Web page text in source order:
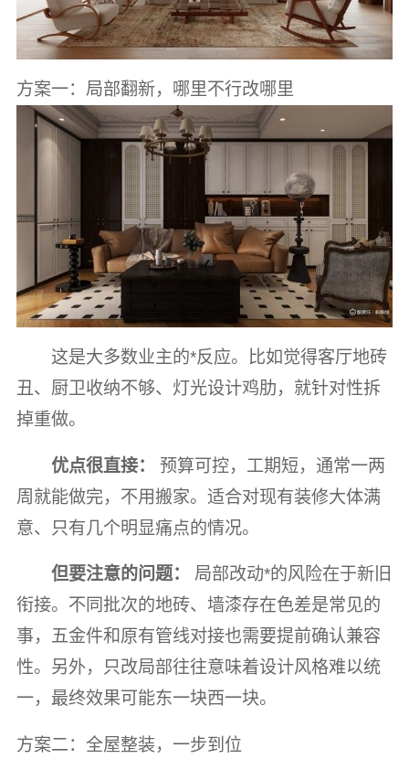
方案一：局部翻新，哪里不行改哪里
这是大多数业主的*反应。比如觉得客厅地砖
丑、厨卫收纳不够、灯光设计鸡肋，就针对性拆
掉重做。
优点很直接：
预算可控，工期短，通常一两
周就能做完，不用搬家。适合对现有装修大体满
意、只有几个明显痛点的情况。
但要注意的问题：
局部改动*的风险在于新旧
衔接。不同批次的地砖、墙漆存在色差是常见的
事，五金件和原有管线对接也需要提前确认兼容
性。另外，只改局部往往意味着设计风格难以统
一，最终效果可能东一块西一块。
方案二：全屋整装，一步到位